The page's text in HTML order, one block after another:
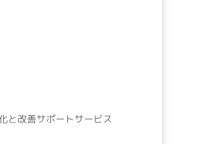
と改善サポートサービス